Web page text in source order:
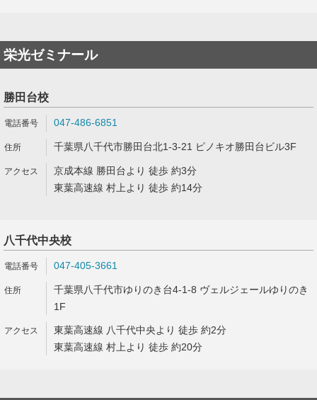
栄光ゼミナール
勝田台校
047-486-6851
千葉県八千代市勝田台北1-3-21 ピノキオ勝田台ビル3F
京成本線 勝田台より 徒歩 約3分
東葉高速線 村上より 徒歩 約14分
八千代中央校
047-405-3661
千葉県八千代市ゆりのき台4-1-8 ヴェルジェールゆりのき
1F
東葉高速線 八千代中央より 徒歩 約2分
東葉高速線 村上より 徒歩 約20分